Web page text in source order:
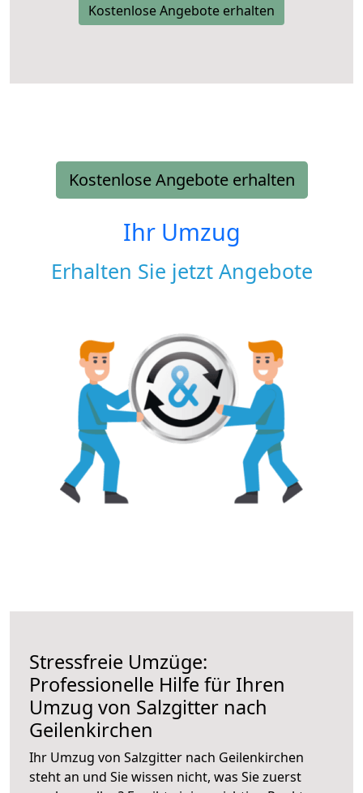
Kostenlose Angebote erhalten
Kostenlose Angebote erhalten
Ihr Umzug
Erhalten Sie jetzt Angebote
Stressfreie Umzüge:
Professionelle Hilfe für Ihren
Umzug von Salzgitter nach
Geilenkirchen
Ihr Umzug von Salzgitter nach Geilenkirchen
steht an und Sie wissen nicht, was Sie zuerst